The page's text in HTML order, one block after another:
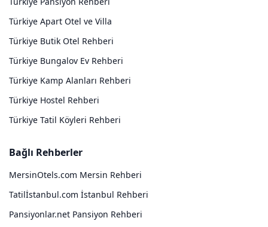
Türkiye Apart Otel ve Villa
Türkiye Butik Otel Rehberi
Türkiye Bungalov Ev Rehberi
Türkiye Kamp Alanları Rehberi
Türkiye Hostel Rehberi
Türkiye Tatil Köyleri Rehberi
Bağlı Rehberler
MersinOtels.com Mersin Rehberi
Tatilİstanbul.com İstanbul Rehberi
Pansiyonlar.net Pansiyon Rehberi